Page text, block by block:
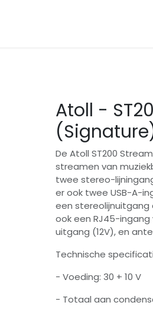
Atoll -
De Atoll ST200
streamen van
twee stereo-
er ook twee USB-A-
een stereolijnuitgang
ook een RJ45-
uitgang (12V), en
Technische
- Voeding: 30 + 10 V
- Totaal aan